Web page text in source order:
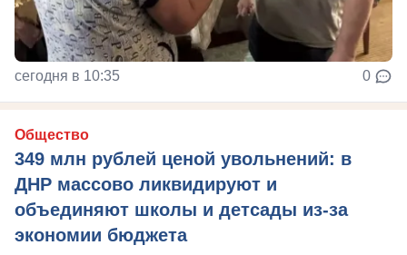
сегодня в 10:35 0
Общество
349 млн рублей ценой увольнений: в
ДНР массово ликвидируют и
объединяют школы и детсады из-за
экономии бюджета